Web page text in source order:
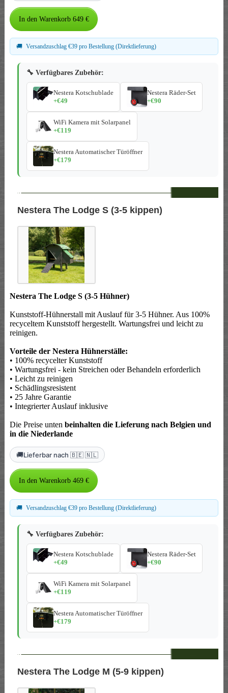
🚚 Versandzuschlag €39 pro Bestellung (Direktlieferung)
🔧 Verfügbares Zubehör:
Nestera Kotschublade
+€49
Nestera Räder-Set
+€90
WiFi Kamera mit Solarpanel
+€119
Nestera Automatischer Türöffner
+€179
--
Nestera The Lodge S (3-5 kippen)
Nestera The Lodge S (3-5 Hühner)
Kunststoff-Hühnerstall mit Auslauf für 3-5 Hühner. Aus 100%
recyceltem Kunststoff hergestellt. Wartungsfrei und leicht zu
reinigen.
Vorteile der Nestera Hühnerställe:
• 100% recycelter Kunststoff
• Wartungsfrei - kein Streichen oder Behandeln erforderlich
• Leicht zu reinigen
• Schädlingsresistent
• 25 Jahre Garantie
• Integrierter Auslauf inklusive
Die Preise unten beinhalten die Lieferung nach Belgien und
in die Niederlande
🚚Lieferbar nach 🇧🇪 🇳🇱
🚚 Versandzuschlag €39 pro Bestellung (Direktlieferung)
🔧 Verfügbares Zubehör:
Nestera Kotschublade
+€49
Nestera Räder-Set
+€90
WiFi Kamera mit Solarpanel
+€119
Nestera Automatischer Türöffner
+€179
--
Nestera The Lodge M (5-9 kippen)